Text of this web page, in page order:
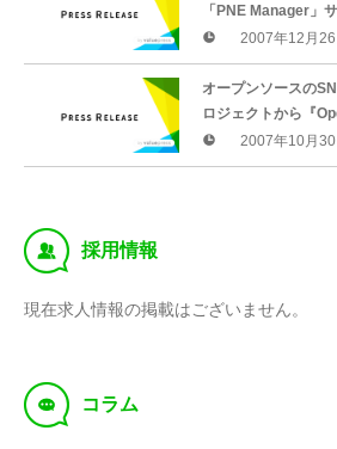
「PNE Manager」
2007年12月26
オープンソースの
ロジェクトから『
ス
2007年10月30
‰ 採用情報
現在求人情報の掲載はございません。
f コラム